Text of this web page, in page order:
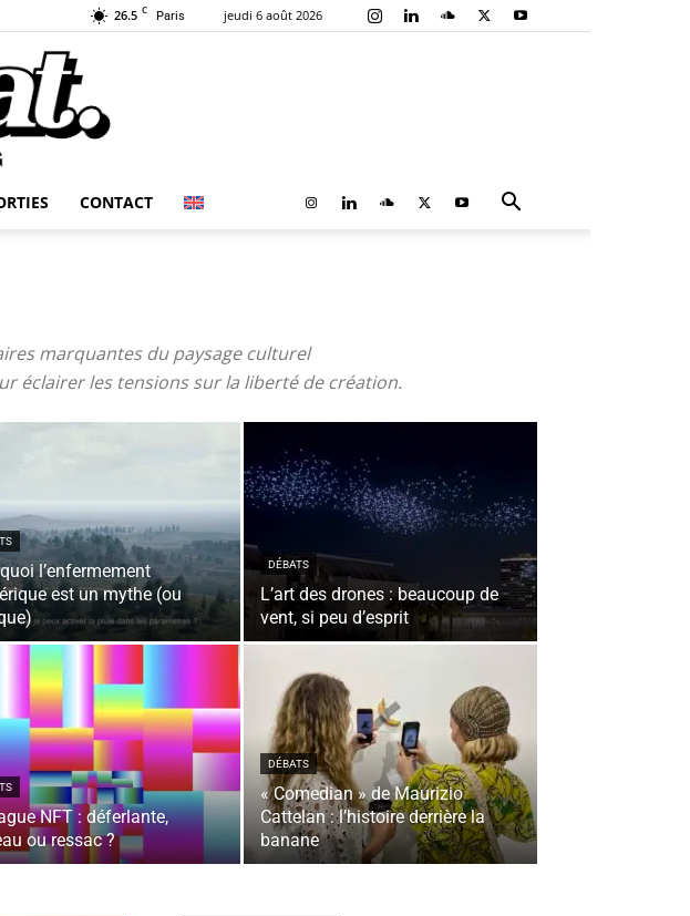
26.5 C Paris jeudi 6 août 2026
CONTACT
marquantes du paysage culturel
éclairer les tensions sur la liberté de création.
l’enfermement
est un mythe (ou
DÉBATS
L’art des drones : beaucoup de
vent, si peu d’esprit
NFT : déferlante,
ou ressac ?
DÉBATS
« Comedian » de Maurizio
Cattelan : l’histoire derrière la
banane